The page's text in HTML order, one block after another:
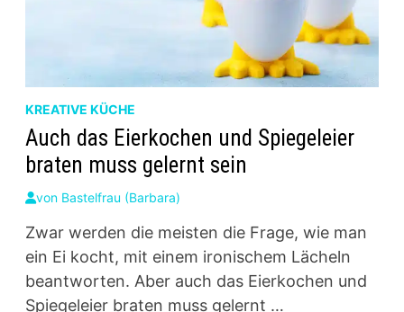
KREATIVE KÜCHE
Auch das Eierkochen und Spiegeleier
braten muss gelernt sein
von Bastelfrau (Barbara)
Zwar werden die meisten die Frage, wie man
ein Ei kocht, mit einem ironischem Lächeln
beantworten. Aber auch das Eierkochen und
Spiegeleier braten muss gelernt …